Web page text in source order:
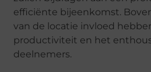
efficiënte bijeenkomst.
van de locatie invloed
productiviteit en het
deelnemers.